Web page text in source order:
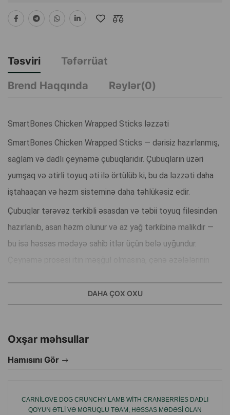
Təsviri
Təfərrüat
Brend Haqqında
Rəylər(0)
SmartBones Chicken Wrapped Sticks ləzzəti
SmartBones Chicken Wrapped Sticks — dərisiz hazırlanmış,
sağlam və dadlı çeynəmə çubuqlarıdır. Çubuqların üzəri
yumşaq və ətirli toyuq əti ilə örtülüb ki, bu da ləzzəti daha
iştahaaçan və həzm sisteminə daha təhlükəsiz edir.
Çubuqlar tərəvəz tərkibli əsasdan və təbii toyuq filesindən
hazırlanıb, asan həzm olunur və az yağ tərkibinə malikdir —
bu isə həssas mədəyə sahib itlər üçün belə uyğundur.
DAHA ÇOX OXU
Oxşar məhsullar
Hamısını Gör
CARNILOVE DOG CRUNCHY LAMB WITH CRANBERRIES DADLI
QOYUN ƏTLI VƏ MORUQLU TƏAM, HƏSSAS MƏDƏSI OLAN